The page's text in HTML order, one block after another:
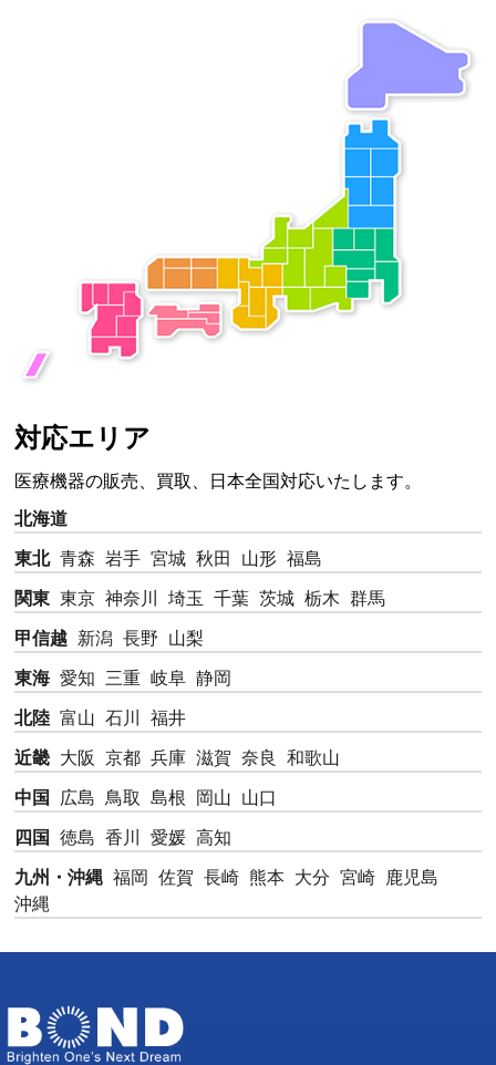
対応エリア
医療機器の販売、買取、日本全国対応いたします。
北海道
東北 青森 岩手 宮城 秋田 山形 福島
関東 東京 神奈川 埼玉 千葉 茨城 栃木 群馬
甲信越 新潟 長野 山梨
東海 愛知 三重 岐阜 静岡
北陸 富山 石川 福井
近畿 大阪 京都 兵庫 滋賀 奈良 和歌山
中国 広島 鳥取 島根 岡山 山口
四国 徳島 香川 愛媛 高知
九州・沖縄 福岡 佐賀 長崎 熊本 大分 宮崎 鹿児島
沖縄